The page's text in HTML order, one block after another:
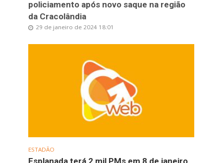
policiamento após novo saque na região
da Cracolândia
29 de janeiro de 2024 18:01
ESTADÃO
Esplanada terá 2 mil PMs em 8 de janeiro,